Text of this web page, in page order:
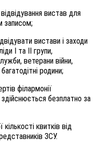
вистав для
записом;
вистави і заходи
І та II групи,
ветерани війни,
родини;
філармонії
безплатно за
квитків від
ЗСУ.